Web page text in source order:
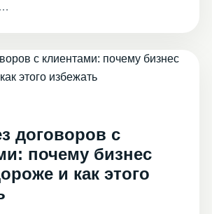
договоров с
почему бизнес
и как этого